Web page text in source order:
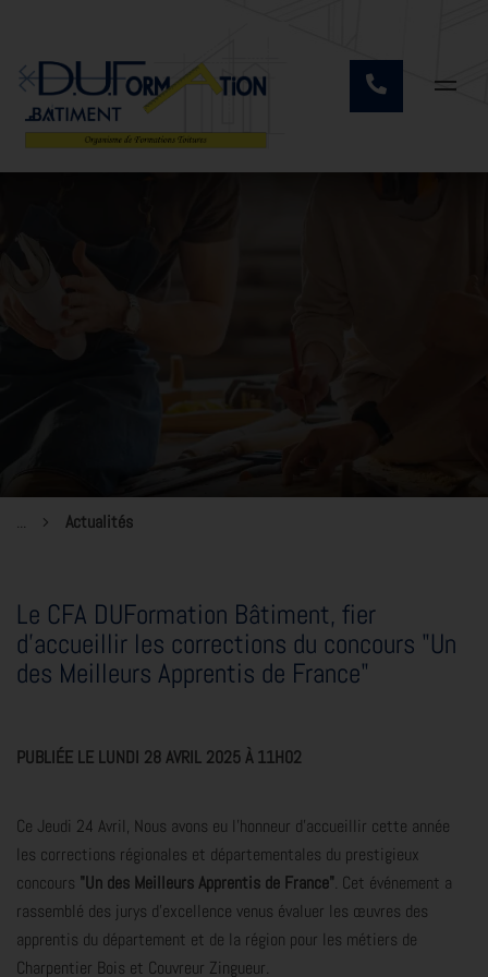
... Actualités
Le CFA DUFormation Bâtiment, fier
d'accueillir les corrections du concours "Un
des Meilleurs Apprentis de France"
PUBLIÉE LE LUNDI 28 AVRIL 2025 À 11H02
Ce Jeudi 24 Avril, Nous avons eu l’honneur d’accueillir cette année
les corrections régionales et départementales du prestigieux
concours "Un des Meilleurs Apprentis de France". Cet événement a
rassemblé des jurys d'excellence venus évaluer les œuvres des
apprentis du département et de la région pour les métiers de
Charpentier Bois et Couvreur Zingueur.